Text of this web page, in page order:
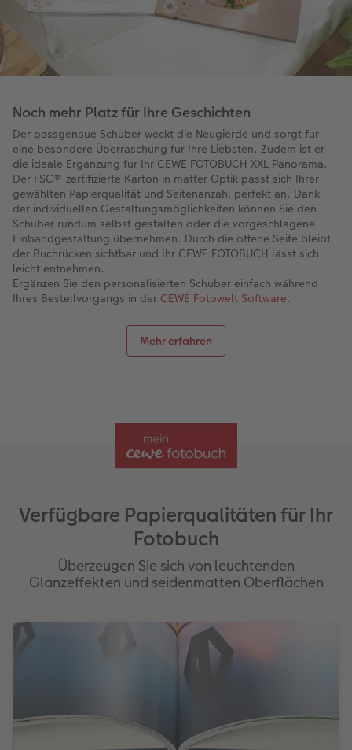
Noch mehr Platz für Ihre Geschichten
Der passgenaue Schuber weckt die Neugierde und sorgt für
eine besondere Überraschung für Ihre Liebsten. Zudem ist er
die ideale Ergänzung für Ihr CEWE FOTOBUCH XXL Panorama.
Der FSC®-zertifizierte Karton in matter Optik passt sich Ihrer
gewählten Papierqualität und Seitenanzahl perfekt an. Dank
der individuellen Gestaltungsmöglichkeiten können Sie den
Schuber rundum selbst gestalten oder die vorgeschlagene
Einbandgestaltung übernehmen. Durch die offene Seite bleibt
der Buchrücken sichtbar und Ihr CEWE FOTOBUCH lässt sich
leicht entnehmen.​
Ergänzen Sie den personalisierten Schuber einfach während
Ihres Bestellvorgangs in der CEWE Fotowelt Software.
Mehr erfahren
Verfügbare Papierqualitäten für Ihr
Fotobuch
Überzeugen Sie sich von leuchtenden
Glanzeffekten und seidenmatten Oberflächen